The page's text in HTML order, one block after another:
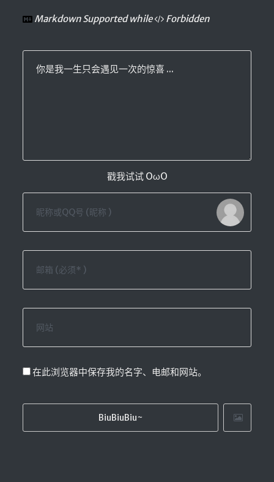
Markdown Supported while Forbidden
你是我一生只会遇见一次的惊喜 ...
戳我试试 OωO
在此浏览器中保存我的名字、电邮和网站。